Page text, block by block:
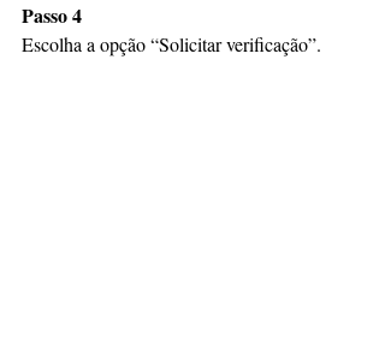
Passo 4
Escolha a opção “Solicitar verificação”.